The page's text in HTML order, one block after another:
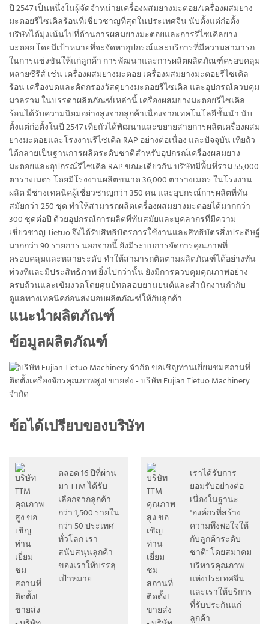
ปี 2547 เป็นหนึ่งในผู้จัดจำหน่ายเครื่องผสมยางมะตอย/เครื่องผสมยาง
มะตอยรีไซเคิลร้อนที่เชี่ยวชาญที่สุดในประเทศจีน นับตั้งแต่ก่อตั้ง
บริษัทได้มุ่งเน้นไปที่ด้านการผสมยางมะตอยและการรีไซเคิลยาง
มะตอย โดยมีเป้าหมายที่จะจัดหาอุปกรณ์และบริการที่มีความสามารถ
ในการแข่งขันให้แก่ลูกค้า การพัฒนาและการผลิตผลิตภัณฑ์ครอบคลุม
หลายซีรีส์ เช่น เครื่องผสมยางมะตอย เครื่องผสมยางมะตอยรีไซเคิล
ร้อน เครื่องบดและคัดกรองวัสดุยางมะตอยรีไซเคิล และอุปกรณ์ควบคุม
มวลรวม ในบรรดาผลิตภัณฑ์เหล่านี้ เครื่องผสมยางมะตอยรีไซเคิล
ร้อนได้รับความนิยมอย่างสูงจากลูกค้าเนื่องจากเทคโนโลยีชั้นนำ นับ
ตั้งแต่ก่อตั้งในปี 2547 เทียถัวได้พัฒนาและขยายสายการผลิตเครื่องผสม
ยางมะตอยและโรงงานรีไซเคิล RAP อย่างต่อเนื่อง และปัจจุบัน เทียถัว
ได้กลายเป็นฐานการผลิตระดับชาติสำหรับอุปกรณ์เครื่องผสมยาง
มะตอยและอุปกรณ์รีไซเคิล RAP ขณะเดียวกัน บริษัทมีพื้นที่รวม 55,000
ตารางเมตร โดยมีโรงงานผลิตขนาด 36,000 ตารางเมตร ในโรงงาน
ผลิต มีช่างเทคนิคผู้เชี่ยวชาญกว่า 350 คน และอุปกรณ์การผลิตที่ทัน
สมัยกว่า 250 ชุด ทำให้สามารถผลิตเครื่องผสมยางมะตอยได้มากกว่า
300 ชุดต่อปี ด้วยอุปกรณ์การผลิตที่ทันสมัยและบุคลากรที่มีความ
เชี่ยวชาญ Tietuo จึงได้รับสิทธิบัตรการใช้งานและสิทธิบัตรสิ่งประดิษฐ์
มากกว่า 90 รายการ นอกจากนี้ ยังมีระบบการจัดการคุณภาพที่
ครอบคลุมและหลายระดับ ทำให้สามารถติดตามผลิตภัณฑ์ได้อย่างทัน
ท่วงทีและมีประสิทธิภาพ ยิ่งไปกว่านั้น ยังมีการควบคุมคุณภาพอย่าง
ครบถ้วนและเข้มงวดโดยศูนย์ทดสอบยานยนต์และสำนักงานกำกับ
ดูแลทางเทคนิคก่อนส่งมอบผลิตภัณฑ์ให้กับลูกค้า
แนะนำผลิตภัณฑ์
ข้อมูลผลิตภัณฑ์
ข้อได้เปรียบของบริษัท
ตลอด 16 ปีที่ผ่าน
มา TTM ได้รับ
เลือกจากลูกค้า
กว่า 1,500 รายใน
กว่า 50 ประเทศ
ทั่วโลก เรา
สนับสนุนลูกค้า
ของเราให้บรรลุ
เป้าหมาย
เราได้รับการ
ยอมรับอย่างต่อ
เนื่องในฐานะ
"องค์กรที่สร้าง
ความพึงพอใจให้
กับลูกค้าระดับ
ชาติ" โดยสมาคม
บริหารคุณภาพ
แห่งประเทศจีน
และเราให้บริการ
ที่รับประกันแก่
ลูกค้า